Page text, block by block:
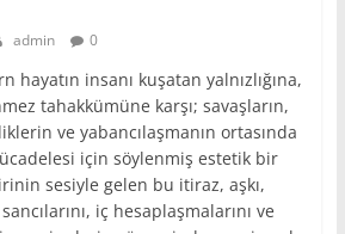
admin 0
hayatın insanı kuşatan yalnızlığına,
tahakkümüne karşı; savaşların,
ve yabancılaşmanın ortasında
için söylenmiş estetik bir
sesiyle gelen bu itiraz, aşkı,
iç hesaplaşmalarını ve